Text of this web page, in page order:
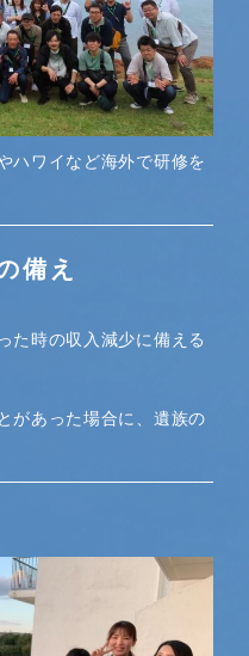
ハワイなど海外で研修を
備え
た時の収入減少に備える
があった場合に、遺族の